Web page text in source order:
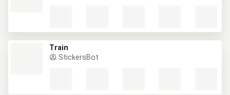
Train
StickersBot